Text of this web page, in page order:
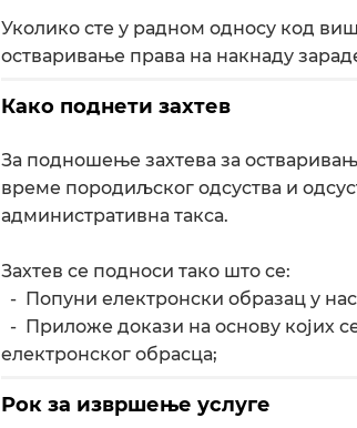
Уколико сте у радном односу код
остваривање права на накнаду
Како поднети захтев
За подношење захтева за
време породиљског одсуства и
административна такса.
Захтев се подноси тако што се:
- Попуни електронски образац у
- Приложе докази на основу којих
електронског обрасца;
Рок за извршење услуге